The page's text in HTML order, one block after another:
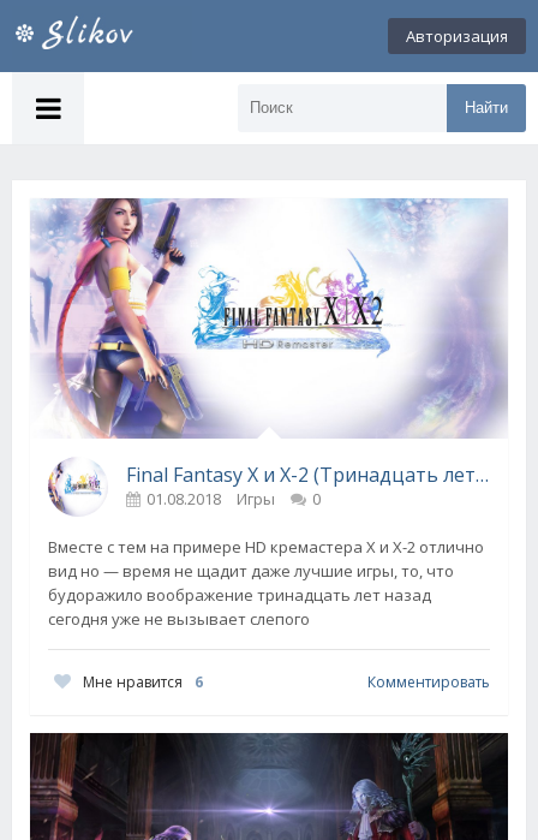
Авторизация
Найти
Final Fantasy X и Х-2 (Тринадцать лет спустя)
01.08.2018 Игры 0
Вместе с тем на примере HD кремастера X и Х-2 отлично
вид но — время не щадит даже лучшие игры, то, что
будоражило воображение тринадцать лет назад
сегодня уже не вызывает слепого
Мне нравится 6 Комментировать